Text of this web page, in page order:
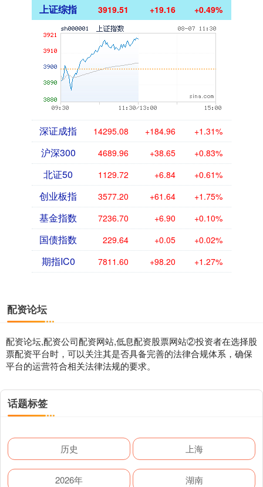
上证综指 3919.51 +19.16 +0.49%
深证成指 14295.08 +184.96 +1.31%
沪深300 4689.96 +38.65 +0.83%
北证50 1129.72 +6.84 +0.61%
创业板指 3577.20 +61.64 +1.75%
基金指数 7236.70 +6.90 +0.10%
国债指数 229.64 +0.05 +0.02%
期指IC0 7811.60 +98.20 +1.27%
配资论坛
配资论坛,配资公司配资网站,低息配资股票网站②投资者在选择股
票配资平台时，可以关注其是否具备完善的法律合规体系，确保
平台的运营符合相关法律法规的要求。
话题标签
历史 上海
2026年 湖南